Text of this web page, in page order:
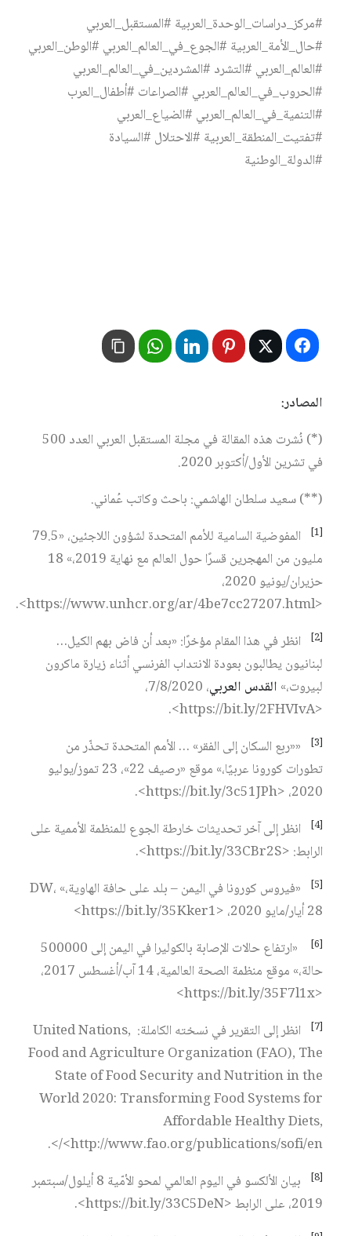
#مركز_دراسات_الوحدة_العربية #المستقبل_العربي
#حال_الأمة_العربية #الجوع_في_العالم_العربي #الوطن_العربي
#العالم_العربي #التشرد #المشردين_في_العالم_العربي
#الحروب_في_العالم_العربي #الصراعات #أطفال_العرب
#التنمية_في_العالم_العربي #الضياع_العربي
#تفتيت_المنطقة_العربية #الاحتلال #السيادة
#الدولة_الوطنية
المصادر:
(*) نُشرت هذه المقالة في مجلة المستقبل العربي العدد 500
في تشرين الأول/أكتوبر 2020.
(**) سعيد سلطان الهاشمي: باحث وكاتب عُماني.
[1]
المفوضية السامية للأمم المتحدة لشؤون اللاجئين، «79.5
مليون من المهجرين قسرًا حول العالم مع نهاية 2019،» 18
حزيران/يونيو 2020،
<https://www.unhcr.org/ar/4be7cc27207.html>.
[2]
انظر في هذا المقام مؤخرًا: «بعد أن فاض بهم الكيل…
لبنانيون يطالبون بعودة الانتداب الفرنسي أثناء زيارة ماكرون
لبيروت،» القدس العربي
، 7/8/2020،
<https://bit.ly/2FHVIvA>.
[3]
««ربع السكان إلى الفقر» … الأمم المتحدة تحذّر من
تطورات كورونا عربيًا،» موقع «رصيف 22»، 23 تموز/يوليو
2020، <https://bit.ly/3c51JPh>.
[4]
انظر إلى آخر تحديثات خارطة الجوع للمنظمة الأممية على
الرابط: <https://bit.ly/33CBr2S>.
[5]
«فيروس كورونا في اليمن – بلد على حافة الهاوية،» DW،
28 أيار/مايو 2020، <https://bit.ly/35Kker1>
[6]
«ارتفاع حالات الإصابة بالكوليرا في اليمن إلى 500000
حالة،» موقع منظمة الصحة العالمية، 14 آب/أغسطس 2017،
<https://bit.ly/35F7l1x>
[7]
انظر إلى التقرير في نسخته الكاملة: United Nations,
Food and Agriculture Organization (FAO), The
State of Food Security and Nutrition in the
World 2020: Transforming Food Systems for
Affordable Healthy Diets,
<http://www.fao.org/publications/sofi/en/>.
[8]
بيان الألكسو في اليوم العالمي لمحو الأمّية 8 أيلول/سبتمبر
2019، على الرابط <https://bit.ly/33C5DeN>.